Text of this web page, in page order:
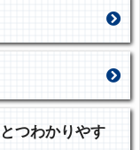
つわかりやす